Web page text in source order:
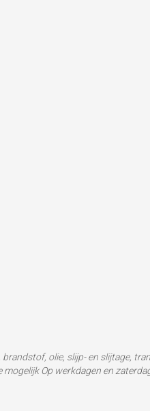
olie, slijp- en slijtage,
Op werkdagen en